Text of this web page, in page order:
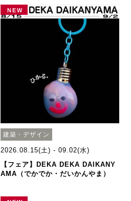
NEW
建築・デザイン
2026.08.15(土) - 09.02(水)
【フェア】DEKA DEKA DAIKANY
AMA（でかでか・だいかんやま）